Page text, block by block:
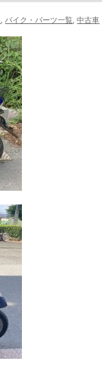
バイク・パーツ一覧 ,中古車